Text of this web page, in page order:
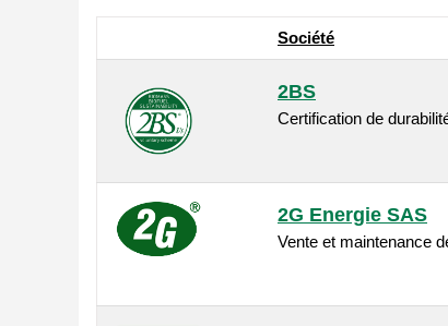
Société
2BS
Certification de
2G Energie SAS
Vente et maintenance